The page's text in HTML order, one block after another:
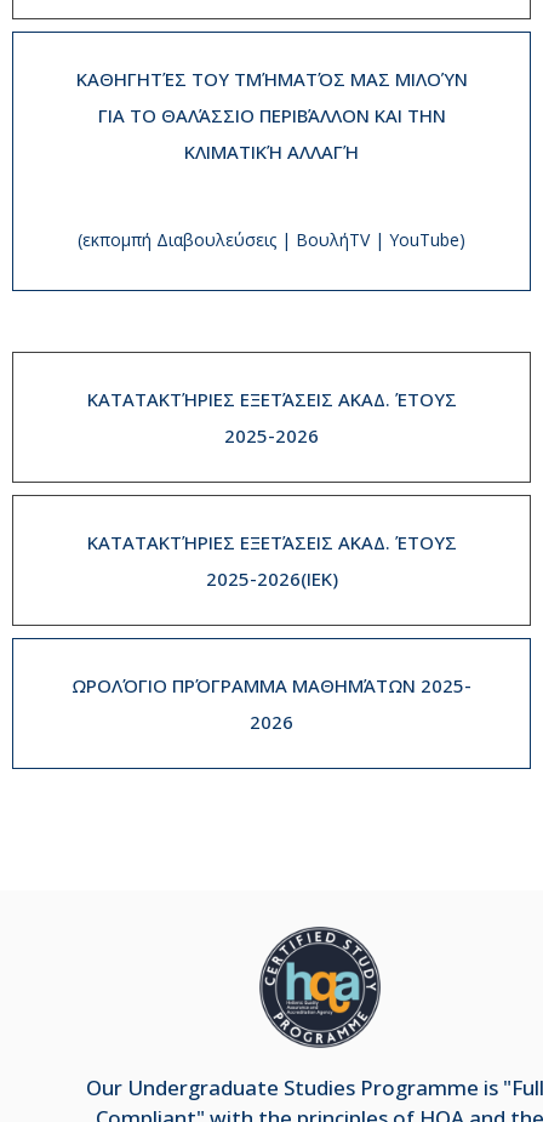
ΚΑΘΗΓΗΤΈΣ ΤΟΥ ΤΜΉΜΑΤΌΣ ΜΑΣ ΜΙΛΟΎΝ
ΓΙΑ ΤΟ ΘΑΛΆΣΣΙΟ ΠΕΡΙΒΆΛΛΟΝ ΚΑΙ ΤΗΝ
ΚΛΙΜΑΤΙΚΉ ΑΛΛΑΓΉ
(εκπομπή Διαβουλεύσεις | ΒουλήTV | YouTube)
ΚΑΤΑΤΑΚΤΉΡΙΕΣ ΕΞΕΤΆΣΕΙΣ ΑΚΑΔ. ΈΤΟΥΣ
2025-2026
ΚΑΤΑΤΑΚΤΉΡΙΕΣ ΕΞΕΤΆΣΕΙΣ ΑΚΑΔ. ΈΤΟΥΣ
2025-2026(IEK)
ΩΡΟΛΌΓΙΟ ΠΡΌΓΡΑΜΜΑ ΜΑΘΗΜΆΤΩΝ 2025-
2026
Our Undergraduate Studies Programme is